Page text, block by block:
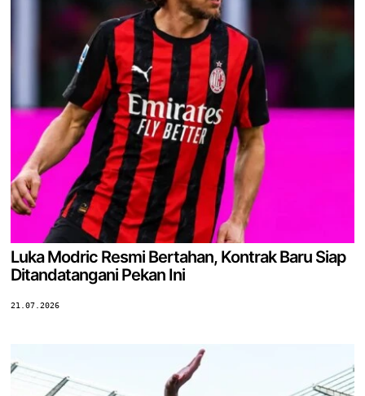
Luka Modric Resmi Bertahan, Kontrak Baru Siap
Ditandatangani Pekan Ini
21.07.2026